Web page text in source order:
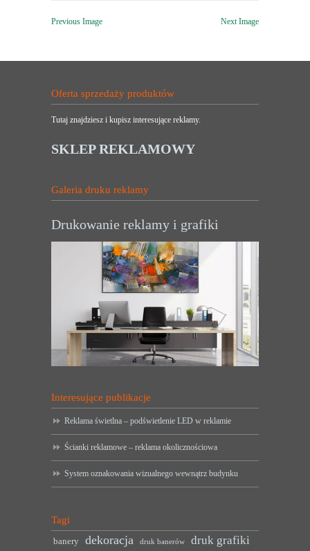
Previous Image Next Image
Oferta sprzedaży produktów
Tutaj znajdziesz i kupisz interesujące reklamy.
SKLEP REKLAMOWY
Galeria druku reklamy
Drukowanie reklamy i grafiki
Interesujące publikacje
Reklama świetlna – podświetlenie LED w reklamie
Ścianki reklamowe – reklama okolicznościowa
System oznakowania wizualnego wewnątrz budynku
Tagi
banery dekoracja druk banerów druk grafiki